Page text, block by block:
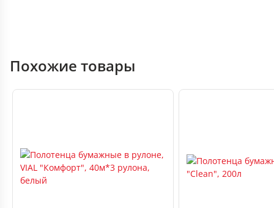
Похожие товары